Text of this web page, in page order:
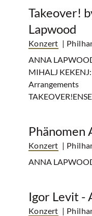
Takeover!
Lapwood
Konzert |
ANNA
MIHALJ
Arrangements
Phänomen
Konzert |
ANNA
Igor Levit -
Konzert |